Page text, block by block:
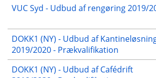
VUC Syd - Udbud af rengøring 2019/
DOKK1 (NY) - Udbud af
2019/2020 - Prækvalifikation
DOKK1 (NY) - Udbud af Cafédrift